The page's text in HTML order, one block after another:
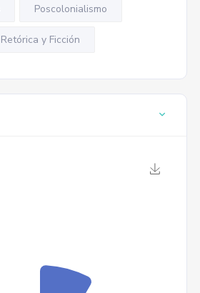
Poscolonialismo
Retórica y Ficción